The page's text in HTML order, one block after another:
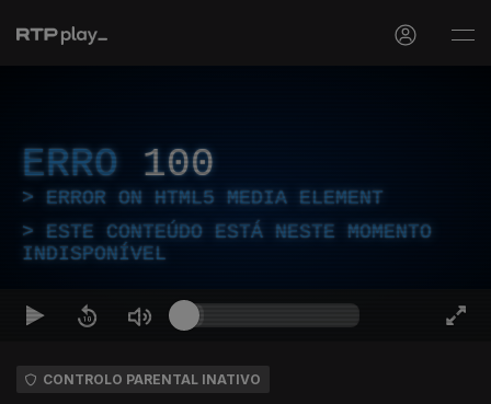
ERRO 100
ERROR ON HTML5 MEDIA ELEMENT
ESTE CONTEÚDO ESTÁ NESTE MOMENTO
INDISPONÍVEL
CONTROLO PARENTAL INATIVO